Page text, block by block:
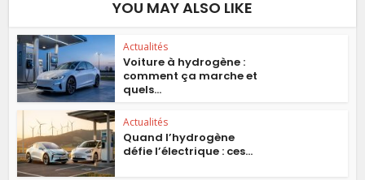
YOU MAY ALSO LIKE
Actualités
Voiture à hydrogène :
comment ça marche et
quels...
Actualités
Quand l’hydrogène
défie l’électrique : ces...